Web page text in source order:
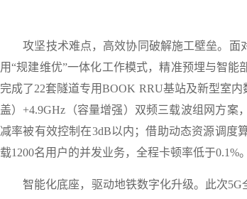
攻坚技术难点，高效协同破解施工壁垒。面
用“规建维优”一体化工作模式，精准预埋与智
完成了22套隧道专用BOOK RRU基站及新型室
盖）+4.9GHz（容量增强）双频三载波组网方
减率被有效控制在3dB以内；借助动态资源调度
载1200名用户的并发业务，全程卡顿率低于0.1%。
智能化底座，驱动地铁数字化升级。此次5G